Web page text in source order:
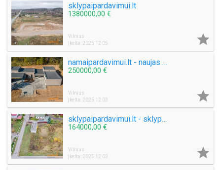
sklypaipardavimui.lt
1380000,00 €
Vilnius
Įkelta: 2025 12 05

namaipardavimui.lt - naujas projektas Asiūklės slėnis
250000,00 €
Vilnius
Įkelta: 2025 12 03

sklypaipardavimui.lt - sklypas individualių namų kvartale
164000,00 €
Vilnius
Įkelta: 2025 12 03
